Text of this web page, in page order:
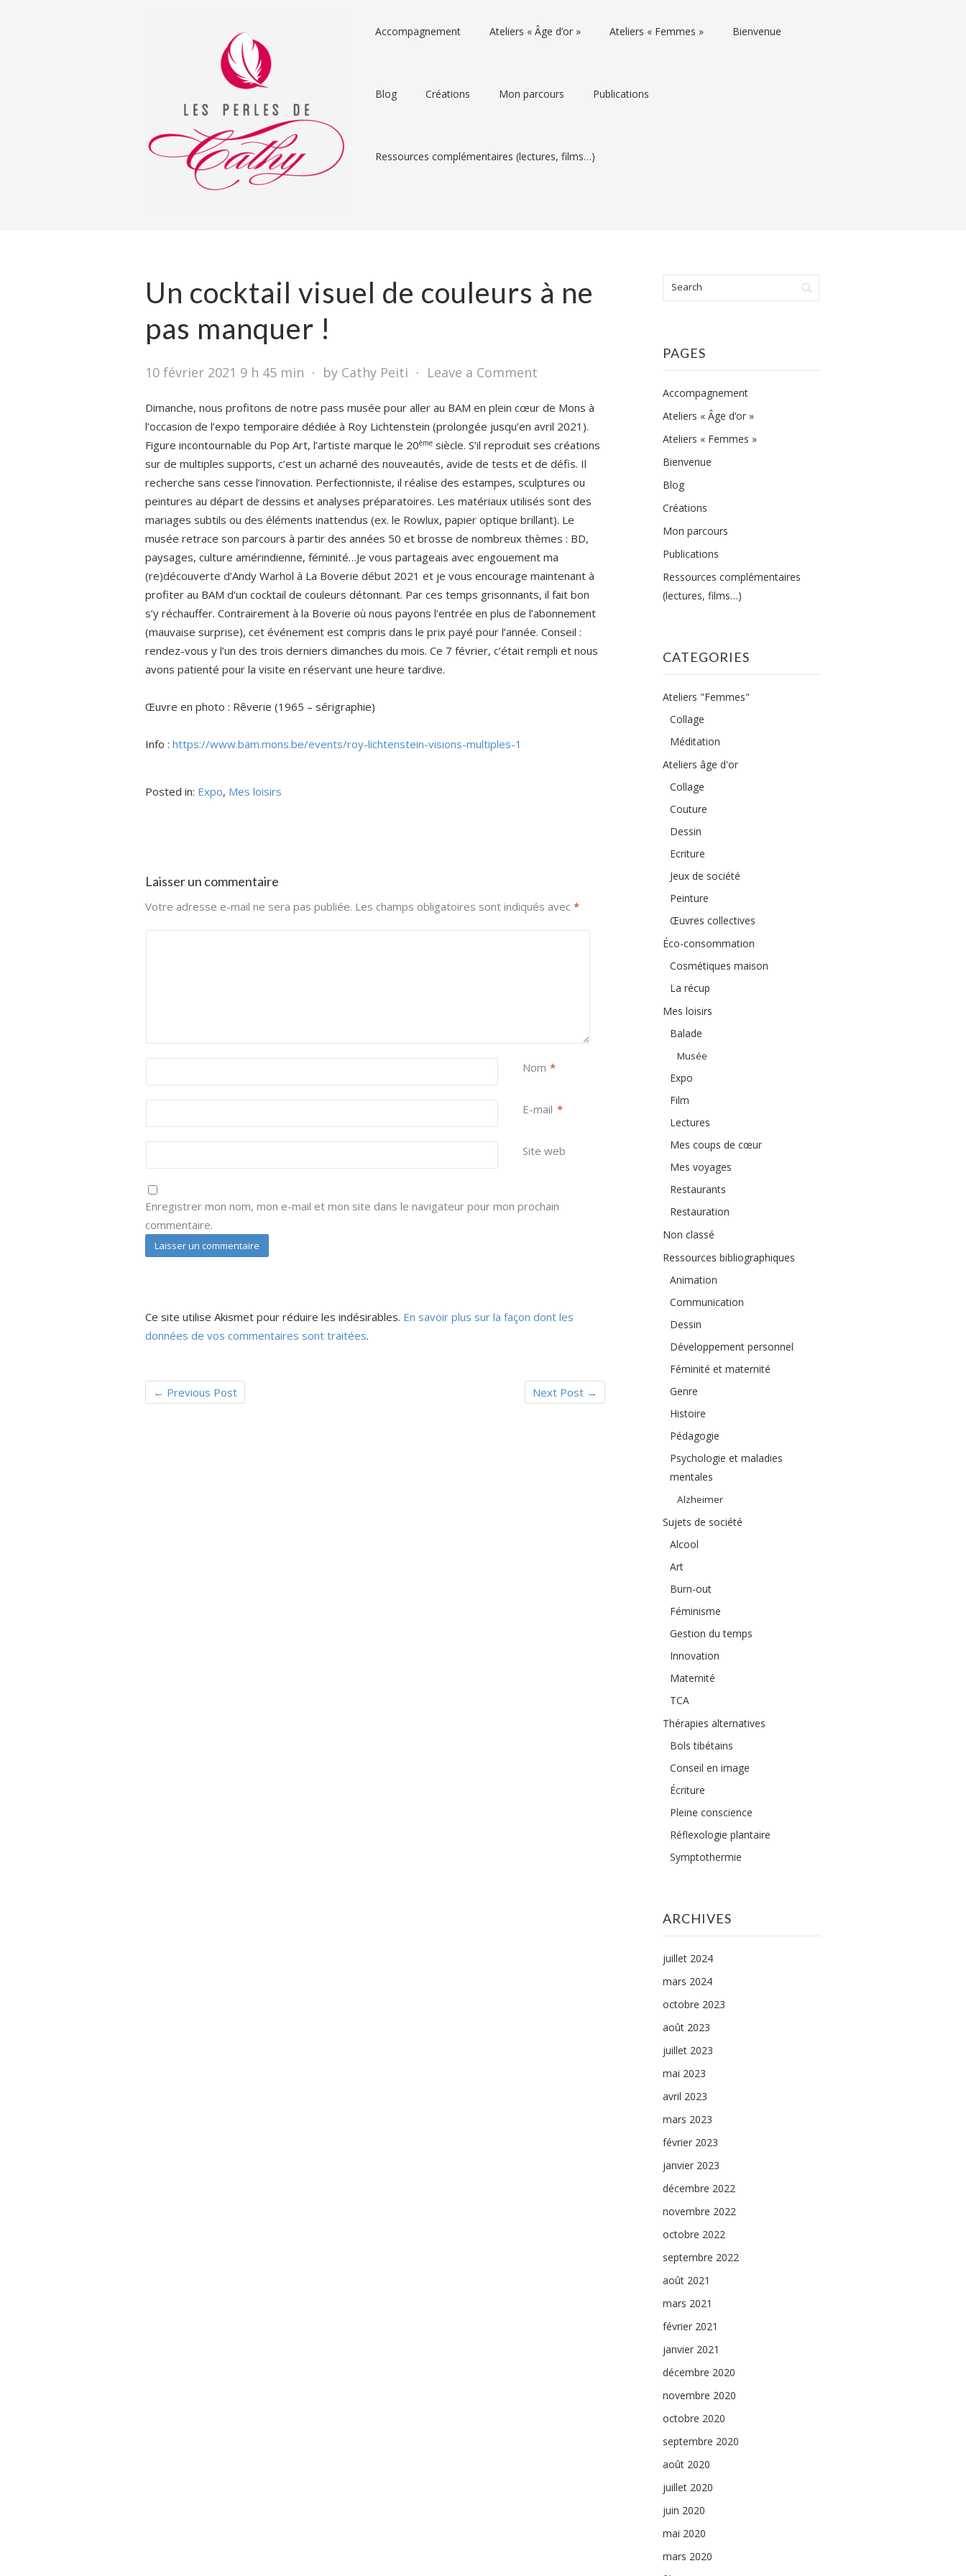
Accompagnement Ateliers « Âge d’or » Ateliers « Femmes » Bienvenue
Blog Créations Mon parcours Publications
Ressources complémentaires (lectures, films…)
Un cocktail visuel de couleurs à ne
pas manquer !
10 février 2021 9 h 45 min ⋅ by Cathy Peiti ⋅ Leave a Comment
Dimanche, nous profitons de notre pass musée pour aller au BAM en plein cœur de Mons à
l’occasion de l’expo temporaire dédiée à Roy Lichtenstein (prolongée jusqu’en avril 2021).
Figure incontournable du Pop Art, l’artiste marque le 20ème siècle. S’il reproduit ses créations
sur de multiples supports, c’est un acharné des nouveautés, avide de tests et de défis. Il
recherche sans cesse l’innovation. Perfectionniste, il réalise des estampes, sculptures ou
peintures au départ de dessins et analyses préparatoires. Les matériaux utilisés sont des
mariages subtils ou des éléments inattendus (ex. le Rowlux, papier optique brillant). Le
musée retrace son parcours à partir des années 50 et brosse de nombreux thèmes : BD,
paysages, culture amérindienne, féminité…Je vous partageais avec engouement ma
(re)découverte d’Andy Warhol à La Boverie début 2021 et je vous encourage maintenant à
profiter au BAM d’un cocktail de couleurs détonnant. Par ces temps grisonnants, il fait bon
s’y réchauffer. Contrairement à la Boverie où nous payons l’entrée en plus de l’abonnement
(mauvaise surprise), cet événement est compris dans le prix payé pour l’année. Conseil :
rendez-vous y l’un des trois derniers dimanches du mois. Ce 7 février, c’était rempli et nous
avons patienté pour la visite en réservant une heure tardive.
Œuvre en photo : Rêverie (1965 – sérigraphie)
Info : https://www.bam.mons.be/events/roy-lichtenstein-visions-multiples-1
Posted in: Expo, Mes loisirs
Laisser un commentaire
Votre adresse e-mail ne sera pas publiée. Les champs obligatoires sont indiqués avec *
Nom *
E-mail *
Site web
Enregistrer mon nom, mon e-mail et mon site dans le navigateur pour mon prochain
commentaire.
Ce site utilise Akismet pour réduire les indésirables. En savoir plus sur la façon dont les
données de vos commentaires sont traitées.
← Previous Post Next Post →
PAGES
Accompagnement
Ateliers « Âge d’or »
Ateliers « Femmes »
Bienvenue
Blog
Créations
Mon parcours
Publications
Ressources complémentaires
(lectures, films…)
CATEGORIES
Ateliers "Femmes"
Collage
Méditation
Ateliers âge d'or
Collage
Couture
Dessin
Ecriture
Jeux de société
Peinture
Œuvres collectives
Éco-consommation
Cosmétiques maison
La récup
Mes loisirs
Balade
Musée
Expo
Film
Lectures
Mes coups de cœur
Mes voyages
Restaurants
Restauration
Non classé
Ressources bibliographiques
Animation
Communication
Dessin
Développement personnel
Féminité et maternité
Genre
Histoire
Pédagogie
Psychologie et maladies
mentales
Alzheimer
Sujets de société
Alcool
Art
Burn-out
Féminisme
Gestion du temps
Innovation
Maternité
TCA
Thérapies alternatives
Bols tibétains
Conseil en image
Écriture
Pleine conscience
Réflexologie plantaire
Symptothermie
ARCHIVES
juillet 2024
mars 2024
octobre 2023
août 2023
juillet 2023
mai 2023
avril 2023
mars 2023
février 2023
janvier 2023
décembre 2022
novembre 2022
octobre 2022
septembre 2022
août 2021
mars 2021
février 2021
janvier 2021
décembre 2020
novembre 2020
octobre 2020
septembre 2020
août 2020
juillet 2020
juin 2020
mai 2020
mars 2020